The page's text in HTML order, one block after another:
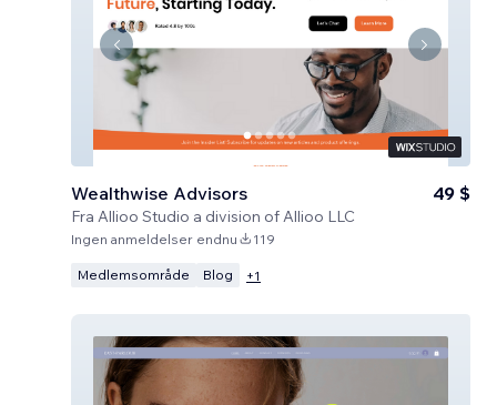
Wealthwise Advisors
Fra Allioo Studio a division of Allioo LLC
49 $
Ingen anmeldelser endnu 119
Medlemsområde Blog +1